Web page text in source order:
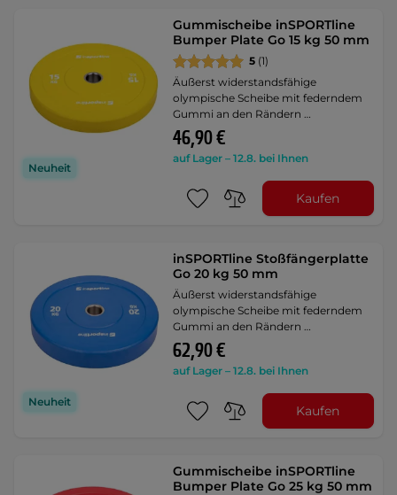
Neuheit
Gummischeibe inSPORTline
Bumper Plate Go 15 kg 50 mm
5 (1)
Äußerst widerstandsfähige
olympische Scheibe mit federndem
Gummi an den Rändern …
46,90 €
auf Lager – 12.8. bei Ihnen
Kaufen
Neuheit
inSPORTline Stoßfängerplatte
Go 20 kg 50 mm
Äußerst widerstandsfähige
olympische Scheibe mit federndem
Gummi an den Rändern …
62,90 €
auf Lager – 12.8. bei Ihnen
Kaufen
Gummischeibe inSPORTline
Bumper Plate Go 25 kg 50 mm